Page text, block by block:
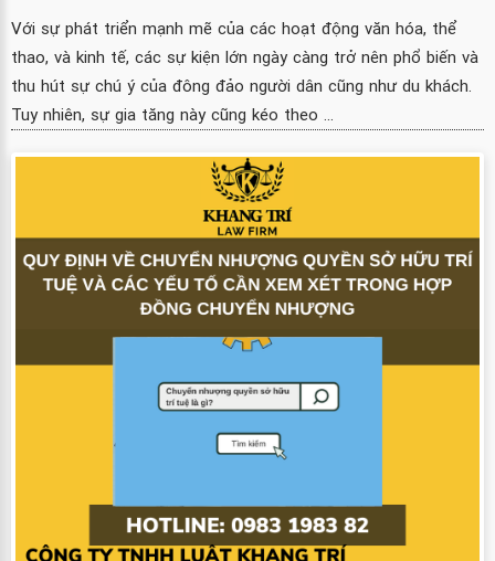
Với sự phát triển mạnh mẽ của các hoạt động văn hóa, thể
thao, và kinh tế, các sự kiện lớn ngày càng trở nên phổ biến và
thu hút sự chú ý của đông đảo người dân cũng như du khách.
Tuy nhiên, sự gia tăng này cũng kéo theo ...